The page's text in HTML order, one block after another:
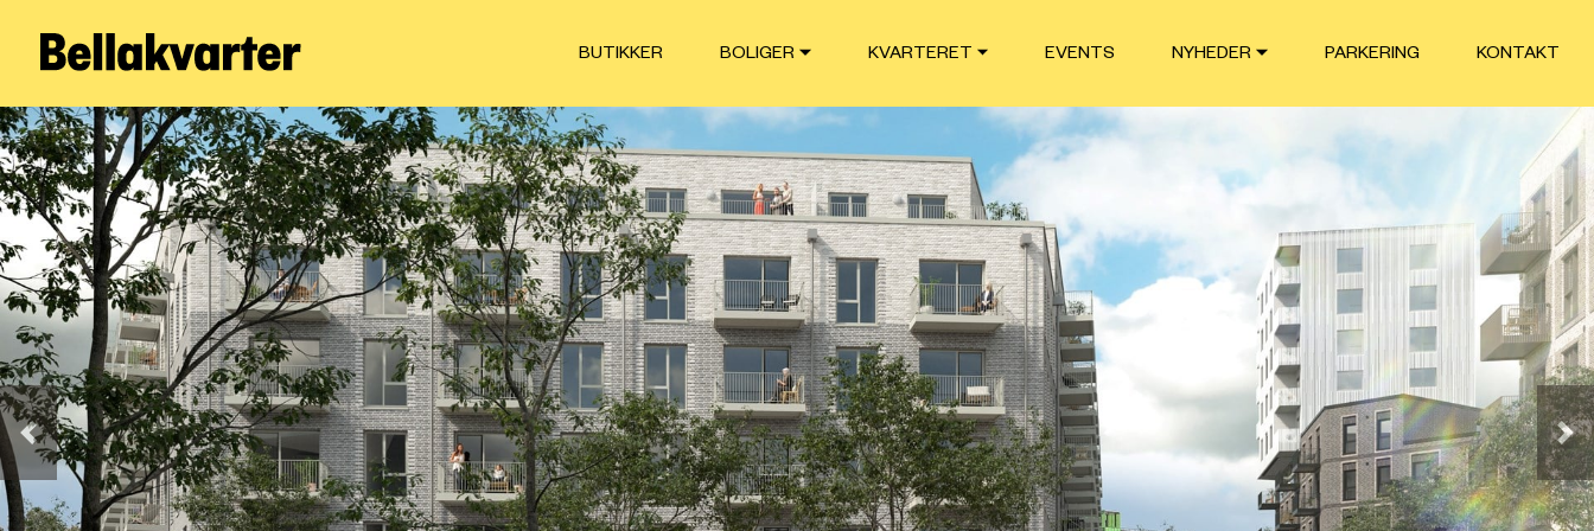
BUTIKKER BOLIGER KVARTERET EVENTS NYHEDER PARKERING KONTAKT
Forrige